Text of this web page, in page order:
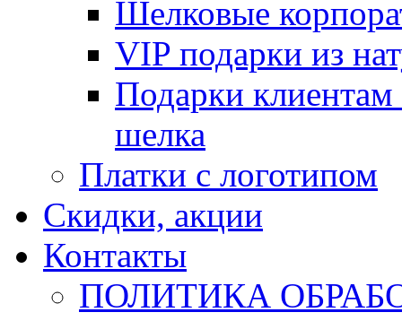
Шелковые
VIP подарки из
Подарки клиентам
шелка
Платки с логотипом
Скидки, акции
Контакты
ПОЛИТИКА